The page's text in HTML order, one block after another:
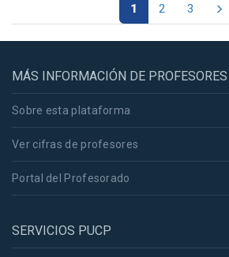
1 2 3
MÁS INFORMACIÓN DE
Sobre esta plataforma
Ver cifras de profesores
Portal del Profesorado
SERVICIOS PUCP